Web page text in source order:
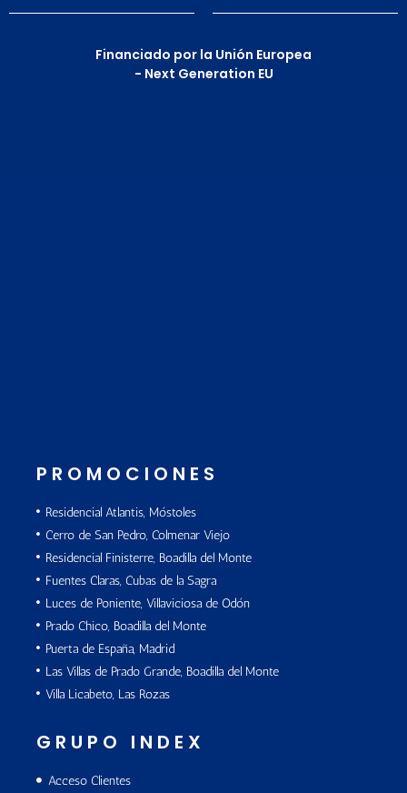
Financiado por la Unión Europea
- Next Generation EU
PROMOCIONES
Residencial Atlantis, Móstoles
Cerro de San Pedro, Colmenar Viejo
Residencial Finisterre, Boadilla del Monte
Fuentes Claras, Cubas de la Sagra
Luces de Poniente, Villaviciosa de Odón
Prado Chico, Boadilla del Monte
Puerta de España, Madrid
Las Villas de Prado Grande, Boadilla del Monte
Villa Licabeto, Las Rozas
GRUPO INDEX
Acceso Clientes